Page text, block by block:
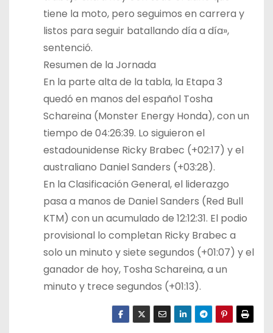
tiene la moto, pero seguimos en carrera y
listos para seguir batallando día a día»,
sentenció.
Resumen de la Jornada
En la parte alta de la tabla, la Etapa 3
quedó en manos del español Tosha
Schareina (Monster Energy Honda), con un
tiempo de 04:26:39. Lo siguieron el
estadounidense Ricky Brabec (+02:17) y el
australiano Daniel Sanders (+03:28).
En la Clasificación General, el liderazgo
pasa a manos de Daniel Sanders (Red Bull
KTM) con un acumulado de 12:12:31. El podio
provisional lo completan Ricky Brabec a
solo un minuto y siete segundos (+01:07) y el
ganador de hoy, Tosha Schareina, a un
minuto y trece segundos (+01:13).